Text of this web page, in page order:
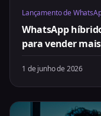
Lançamento de
WhatsApp
para vender
1 de junho de 2026